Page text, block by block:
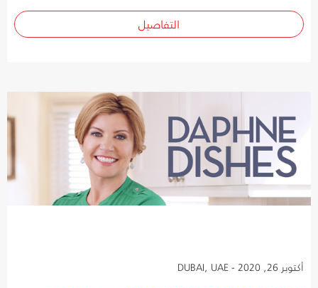
التفاصيل
أكتوبر 26, 2020 - DUBAI, UAE